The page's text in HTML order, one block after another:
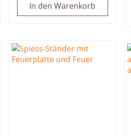
In den Warenkorb